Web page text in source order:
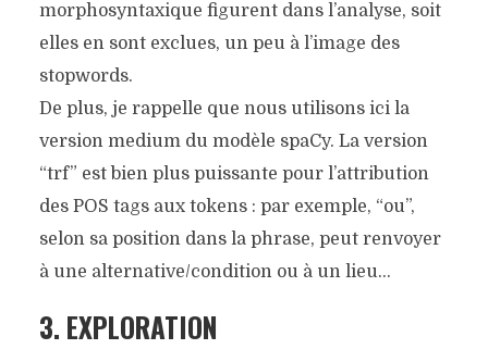
morphosyntaxique figurent dans l’analyse, soit
elles en sont exclues, un peu à l’image des
stopwords.
De plus, je rappelle que nous utilisons ici la
version medium du modèle spaCy. La version
“trf” est bien plus puissante pour l’attribution
des POS tags aux tokens : par exemple, “ou”,
selon sa position dans la phrase, peut renvoyer
à une alternative/condition ou à un lieu…
3. EXPLORATION